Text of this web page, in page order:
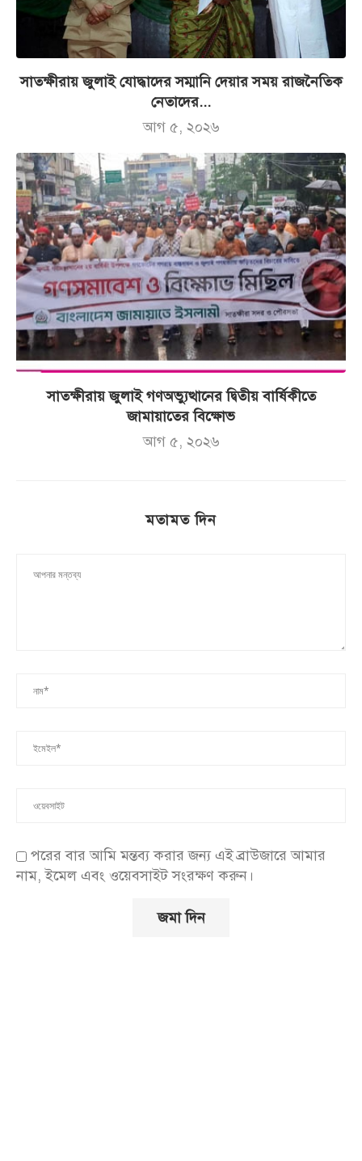
সাতক্ষীরায় জুলাই যোদ্ধাদের সম্মানি দেয়ার সময় রাজনৈতিক
নেতাদের...
আগ ৫, ২০২৬
সাতক্ষীরায় জুলাই গণঅভ্যুত্থানের দ্বিতীয় বার্ষিকীতে
জামায়াতের বিক্ষোভ
আগ ৫, ২০২৬
মতামত দিন
পরের বার আমি মন্তব্য করার জন্য এই ব্রাউজারে আমার
নাম, ইমেল এবং ওয়েবসাইট সংরক্ষণ করুন।